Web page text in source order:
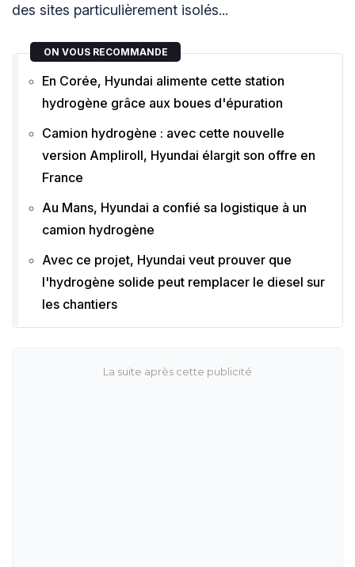
des sites particulièrement isolés...
ON VOUS RECOMMANDE
En Corée, Hyundai alimente cette station
hydrogène grâce aux boues d'épuration
Camion hydrogène : avec cette nouvelle
version Ampliroll, Hyundai élargit son offre en
France
Au Mans, Hyundai a confié sa logistique à un
camion hydrogène
Avec ce projet, Hyundai veut prouver que
l'hydrogène solide peut remplacer le diesel sur
les chantiers